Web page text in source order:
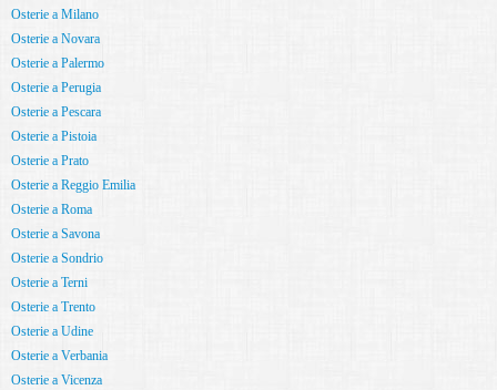
Osterie a Milano
Osterie a Novara
Osterie a Palermo
Osterie a Perugia
Osterie a Pescara
Osterie a Pistoia
Osterie a Prato
Osterie a Reggio Emilia
Osterie a Roma
Osterie a Savona
Osterie a Sondrio
Osterie a Terni
Osterie a Trento
Osterie a Udine
Osterie a Verbania
Osterie a Vicenza